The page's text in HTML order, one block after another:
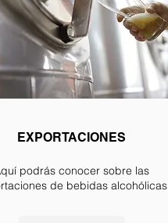
EXPORTACIONES
podrás conocer sobre las
de bebidas alcohólicas